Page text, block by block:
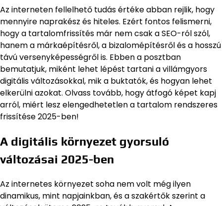
Az interneten fellelhető tudás értéke abban rejlik, hogy
mennyire naprakész és hiteles. Ezért fontos felismerni,
hogy a tartalomfrissítés már nem csak a SEO-ról szól,
hanem a márkaépítésről, a bizalomépítésről és a hosszú
távú versenyképességről is. Ebben a posztban
bemutatjuk, miként lehet lépést tartani a villámgyors
digitális változásokkal, mik a buktatók, és hogyan lehet
elkerülni azokat. Olvass tovább, hogy átfogó képet kapj
arról, miért lesz elengedhetetlen a tartalom rendszeres
frissítése 2025-ben!
A digitális környezet gyorsuló
változásai 2025-ben
Az internetes környezet soha nem volt még ilyen
dinamikus, mint napjainkban, és a szakértők szerint a